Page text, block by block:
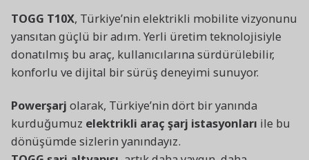
TOGG T10X, Türkiye’nin elektrikli mobilite vizyonunu
yansıtan güçlü bir adım. Yerli üretim teknolojisiyle
donatılmış bu araç, kullanıcılarına sürdürülebilir,
konforlu ve dijital bir sürüş deneyimi sunuyor.
Powerşarj olarak, Türkiye’nin dört bir yanında
kurduğumuz elektrikli araç şarj istasyonları ile bu
dönüşümde sizlerin yanındayız.